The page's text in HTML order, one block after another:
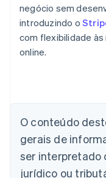
negócio sem
introduzindo o
com flexibilidade
online.
O conteúdo
gerais de
ser interpretado
jurídico ou
Austrália
Áustria
DeutschEnglish
Bélgica